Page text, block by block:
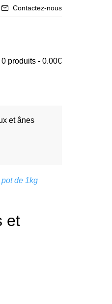
Contactez-nous
0 produits - 0.00€
et ânes
de 1kg
et